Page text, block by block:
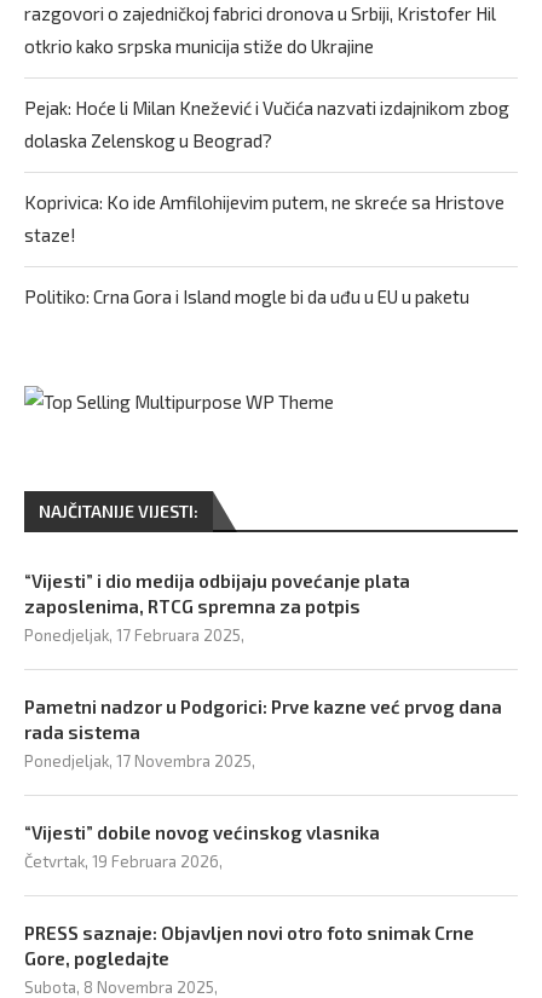
razgovori o zajedničkoj fabrici dronova u Srbiji, Kristofer Hil
otkrio kako srpska municija stiže do Ukrajine
Pejak: Hoće li Milan Knežević i Vučića nazvati izdajnikom zbog
dolaska Zelenskog u Beograd?
Koprivica: Ko ide Amfilohijevim putem, ne skreće sa Hristove
staze!
Politiko: Crna Gora i Island mogle bi da uđu u EU u paketu
NAJČITANIJE VIJESTI:
“Vijesti” i dio medija odbijaju povećanje plata
zaposlenima, RTCG spremna za potpis
Ponedjeljak, 17 Februara 2025,
Pametni nadzor u Podgorici: Prve kazne već prvog dana
rada sistema
Ponedjeljak, 17 Novembra 2025,
“Vijesti” dobile novog većinskog vlasnika
Četvrtak, 19 Februara 2026,
PRESS saznaje: Objavljen novi otro foto snimak Crne
Gore, pogledajte
Subota, 8 Novembra 2025,